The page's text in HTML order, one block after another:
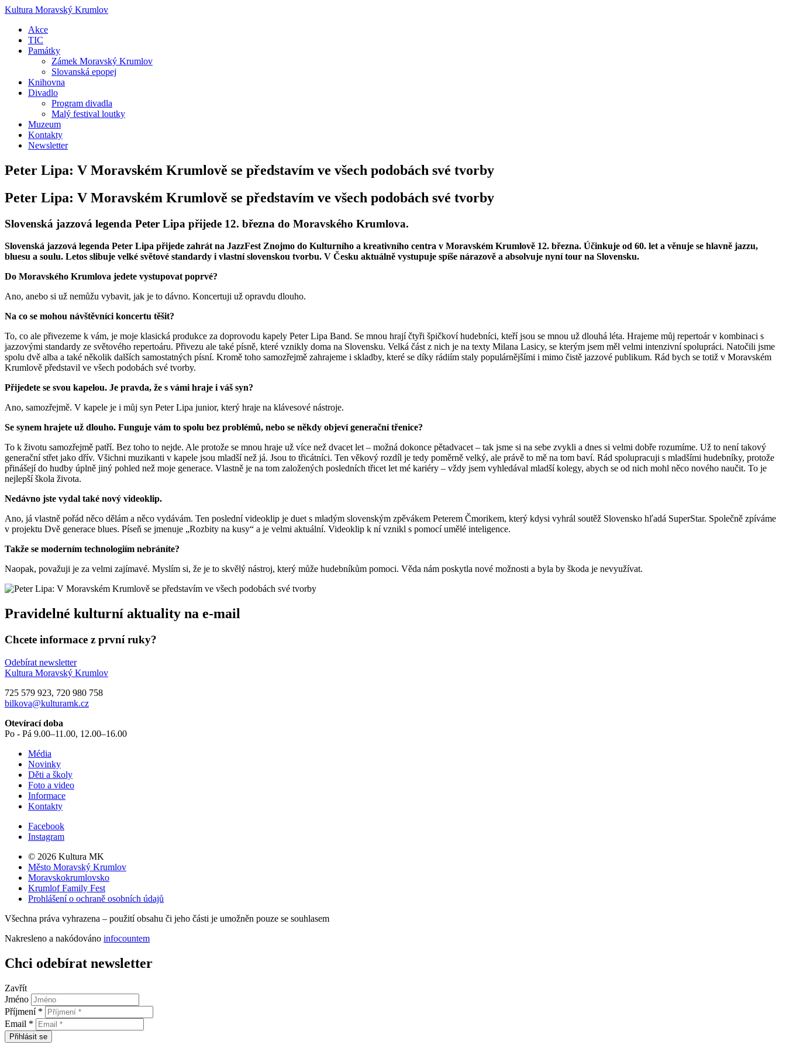
Kultura Moravský Krumlov
Akce
TIC
Památky
Zámek Moravský Krumlov
Slovanská epopej
Knihovna
Divadlo
Program divadla
Malý festival loutky
Muzeum
Kontakty
Newsletter
Peter Lipa: V Moravském Krumlově se představím ve všech podobách své tvorby
Peter Lipa: V Moravském Krumlově se představím ve všech podobách své tvorby
Slovenská jazzová legenda Peter Lipa přijede 12. března do Moravského Krumlova.
Slovenská jazzová legenda Peter Lipa přijede zahrát na JazzFest Znojmo do Kulturního a kreativního centra v Moravském Krumlově 12. března. Účinkuje od 60. let a věnuje se hlavně jazzu,
bluesu a soulu. Letos slibuje velké světové standardy i vlastní slovenskou tvorbu. V Česku aktuálně vystupuje spíše nárazově a absolvuje nyní tour na Slovensku.
Do Moravského Krumlova jedete vystupovat poprvé?
Ano, anebo si už nemůžu vybavit, jak je to dávno. Koncertuji už opravdu dlouho.
Na co se mohou návštěvníci koncertu těšit?
To, co ale přivezeme k vám, je moje klasická produkce za doprovodu kapely Peter Lipa Band. Se mnou hrají čtyři špičkoví hudebníci, kteří jsou se mnou už dlouhá léta. Hrajeme můj repertoár v kombinaci s
jazzovými standardy ze světového repertoáru. Přivezu ale také písně, které vznikly doma na Slovensku. Velká část z nich je na texty Milana Lasicy, se kterým jsem měl velmi intenzivní spolupráci. Natočili jsme
spolu dvě alba a také několik dalších samostatných písní. Kromě toho samozřejmě zahrajeme i skladby, které se díky rádiím staly populárnějšími i mimo čistě jazzové publikum. Rád bych se totiž v Moravském
Krumlově představil ve všech podobách své tvorby.
Přijedete se svou kapelou. Je pravda, že s vámi hraje i váš syn?
Ano, samozřejmě. V kapele je i můj syn Peter Lipa junior, který hraje na klávesové nástroje.
Se synem hrajete už dlouho. Funguje vám to spolu bez problémů, nebo se někdy objeví generační třenice?
To k životu samozřejmě patří. Bez toho to nejde. Ale protože se mnou hraje už více než dvacet let – možná dokonce pětadvacet – tak jsme si na sebe zvykli a dnes si velmi dobře rozumíme. Už to není takový
generační střet jako dřív. Všichni muzikanti v kapele jsou mladší než já. Jsou to třicátníci. Ten věkový rozdíl je tedy poměrně velký, ale právě to mě na tom baví. Rád spolupracuji s mladšími hudebníky, protože
přinášejí do hudby úplně jiný pohled než moje generace. Vlastně je na tom založených posledních třicet let mé kariéry – vždy jsem vyhledával mladší kolegy, abych se od nich mohl něco nového naučit. To je
nejlepší škola života.
Nedávno jste vydal také nový videoklip.
Ano, já vlastně pořád něco dělám a něco vydávám. Ten poslední videoklip je duet s mladým slovenským zpěvákem Peterem Čmorikem, který kdysi vyhrál soutěž Slovensko hľadá SuperStar. Společně zpíváme
v projektu Dvě generace blues. Píseň se jmenuje „Rozbity na kusy“ a je velmi aktuální. Videoklip k ní vznikl s pomocí umělé inteligence.
Takže se moderním technologiím nebráníte?
Naopak, považuji je za velmi zajímavé. Myslím si, že je to skvělý nástroj, který může hudebníkům pomoci. Věda nám poskytla nové možnosti a byla by škoda je nevyužívat.
Pravidelné kulturní aktuality na e-mail
Chcete informace z první ruky?
Odebírat newsletter
Kultura Moravský Krumlov
725 579 923, 720 980 758
bilkova@kulturamk.cz
Otevírací doba
Po - Pá 9.00–11.00, 12.00–16.00
Média
Novinky
Děti a školy
Foto a video
Informace
Kontakty
Facebook
Instagram
© 2026 Kultura MK
Město Moravský Krumlov
Moravskokrumlovsko
Krumlof Family Fest
Prohlášení o ochraně osobních údajů
Všechna práva vyhrazena – použití obsahu či jeho části je umožněn pouze se souhlasem
Nakresleno a nakódováno infocountem
Chci odebírat newsletter
Zavřít
Jméno
Příjmení *
Email *
Přihlásit se